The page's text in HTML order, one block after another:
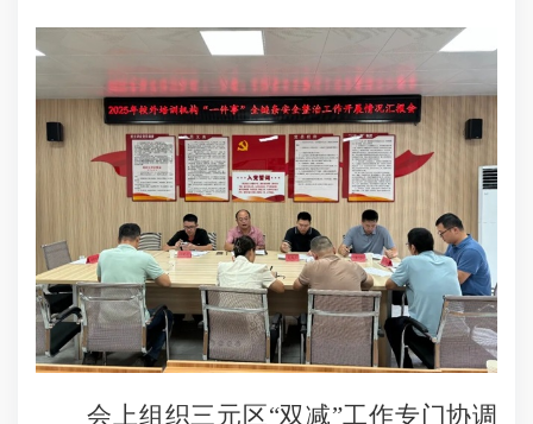
会上组织三元区“双减”工作专门协调